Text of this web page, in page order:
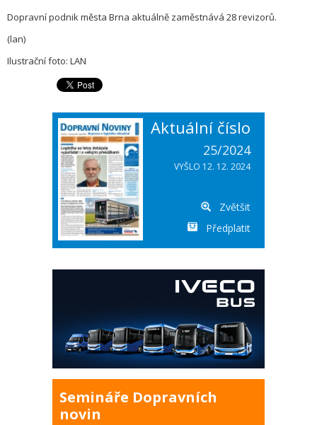
Dopravní podnik města Brna aktuálně zaměstnává 28 revizorů.
(lan)
Ilustrační foto: LAN
Aktuální číslo
25/2024
VYŠLO 12. 12. 2024
Zvětšit
Předplatit
Semináře Dopravních
novin